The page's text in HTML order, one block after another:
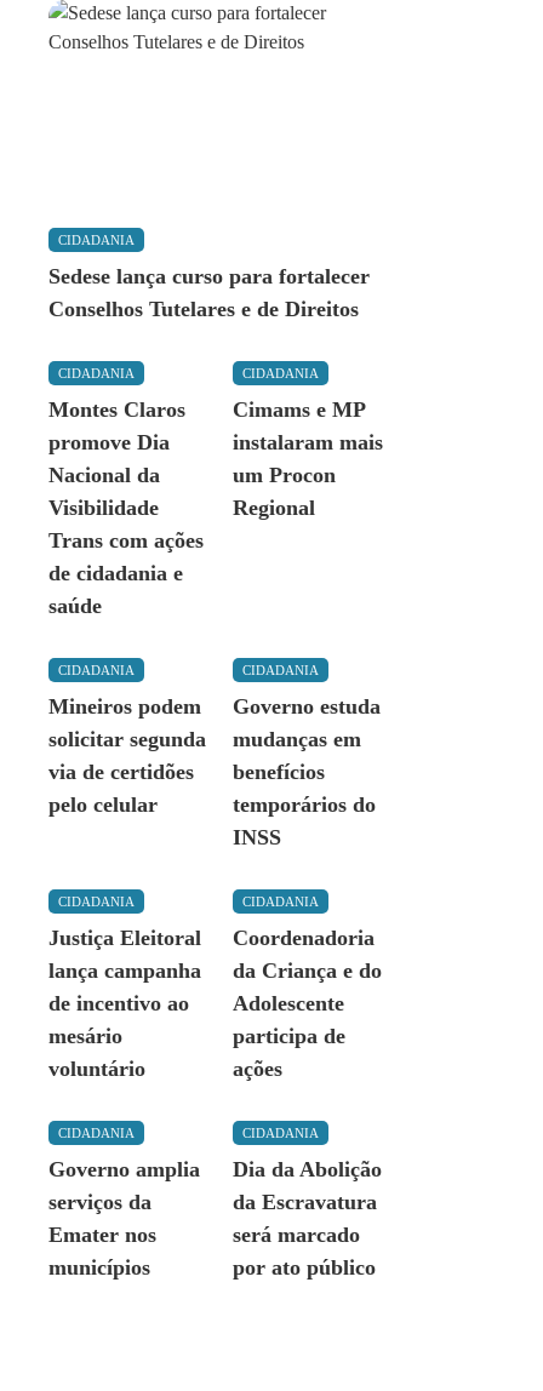
CIDADANIA
Sedese lança curso para fortalecer
Conselhos Tutelares e de Direitos
CIDADANIA
Montes Claros
promove Dia
Nacional da
Visibilidade
Trans com ações
de cidadania e
saúde
CIDADANIA
Cimams e MP
instalaram mais
um Procon
Regional
CIDADANIA
Mineiros podem
solicitar segunda
via de certidões
pelo celular
CIDADANIA
Governo estuda
mudanças em
benefícios
temporários do
INSS
CIDADANIA
Justiça Eleitoral
lança campanha
de incentivo ao
mesário
voluntário
CIDADANIA
Coordenadoria
da Criança e do
Adolescente
participa de
ações
CIDADANIA
Governo amplia
serviços da
Emater nos
municípios
CIDADANIA
Dia da Abolição
da Escravatura
será marcado
por ato público